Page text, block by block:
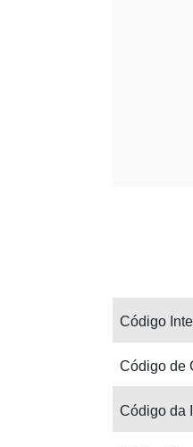
Código
Código de
Código da